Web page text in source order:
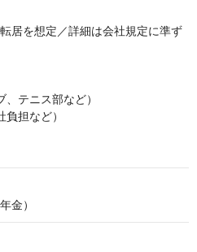
居を想定／詳細は会社規定に準ず
テニス部など）
担など）
金）